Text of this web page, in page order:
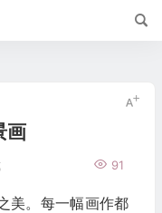
画
91
美。每一幅画作都